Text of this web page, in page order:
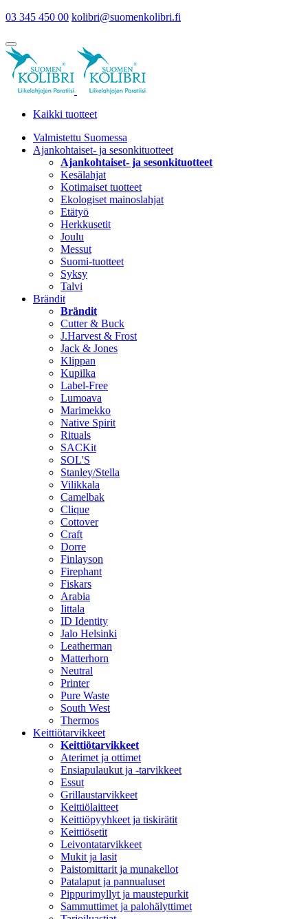
03 345 450 00 kolibri@suomenkolibri.fi
Kaikki tuotteet
Valmistettu Suomessa
Ajankohtaiset- ja sesonkituotteet
Ajankohtaiset- ja sesonkituotteet
Kesälahjat
Kotimaiset tuotteet
Ekologiset mainoslahjat
Etätyö
Herkkusetit
Joulu
Messut
Suomi-tuotteet
Syksy
Talvi
Brändit
Brändit
Cutter & Buck
J.Harvest & Frost
Jack & Jones
Klippan
Kupilka
Label-Free
Lumoava
Marimekko
Native Spirit
Rituals
SACKit
SOL'S
Stanley/Stella
Vilikkala
Camelbak
Clique
Cottover
Craft
Dorre
Finlayson
Firephant
Fiskars
Arabia
Iittala
ID Identity
Jalo Helsinki
Leatherman
Matterhorn
Neutral
Printer
Pure Waste
South West
Thermos
Keittiötarvikkeet
Keittiötarvikkeet
Aterimet ja ottimet
Ensiapulaukut ja -tarvikkeet
Essut
Grillaustarvikkeet
Keittiölaitteet
Keittiöpyyhkeet ja tiskirätit
Keittiösetit
Leivontatarvikkeet
Mukit ja lasit
Paistomittarit ja munakellot
Patalaput ja pannualuset
Pippurimyllyt ja maustepurkit
Sammuttimet ja palohälyttimet